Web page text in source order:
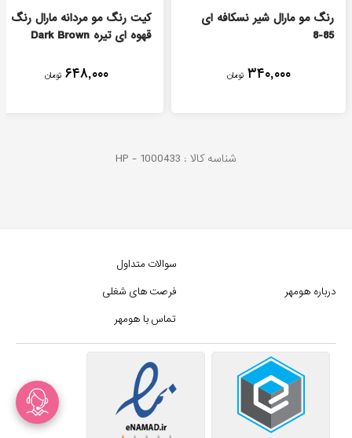
رنگ مو مارال شیر نسکافه ای
85-8
۳۴۰,۰۰۰ تومان
کیت رنگ مو مردانه مارال رنگ
قهوه ای تیره Dark Brown
۶۴۸,۰۰۰ تومان
شناسه کالا : HP - 1000433
درباره هومهر
سوالات متداول
فرصت های شغلی
تماس با هومهر